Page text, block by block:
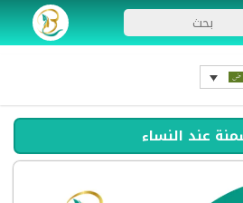
عند النساء